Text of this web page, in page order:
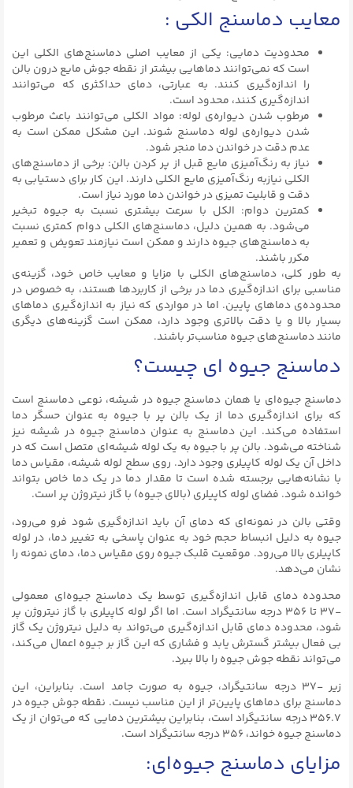
معایب دماسنج الکی :
محدودیت دمایی: یکی از معایب اصلی دماسنج‌های الکلی این
است که نمی‌توانند دماهایی بیشتر از نقطه جوش مایع درون بالن
را اندازه‌گیری کنند. به عبارتی، دمای حداکثری که می‌توانند
اندازه‌گیری کنند، محدود است.
مرطوب شدن دیواره‌ی لوله: مواد الکلی می‌توانند باعث مرطوب
شدن دیواره‌ی لوله دماسنج شوند. این مشکل ممکن است به
عدم دقت در خواندن دما منجر شود.
نیاز به رنگ‌آمیزی مایع قبل از پر کردن بالن: برخی از دماسنج‌های
الکلی نیازبه رنگ‌آمیزی مایع الکلی دارند. این کار برای دستیابی به
دقت و قابلیت تمیزی در خواندن دما مورد نیاز است.
کمترین دوام: الکل با سرعت بیشتری نسبت به جیوه تبخیر
می‌شود. به همین دلیل، دماسنج‌های الکلی دوام کمتری نسبت
به دماسنج‌های جیوه دارند و ممکن است نیازمند تعویض و تعمیر
مکرر باشند.
به طور کلی، دماسنج‌های الکلی با مزایا و معایب خاص خود، گزینه‌ی
مناسبی برای اندازه‌گیری دما در برخی از کاربردها هستند، به خصوص در
محدوده‌ی دماهای پایین. اما در مواردی که نیاز به اندازه‌گیری دماهای
بسیار بالا و یا دقت بالاتری وجود دارد، ممکن است گزینه‌های دیگری
مانند دماسنج‌های جیوه مناسب‌تر باشند.
دماسنج جیوه ای چیست؟
دماسنج جیوه‌ای یا همان دماسنج جیوه در شیشه، نوعی دماسنج است
که برای اندازه‌گیری دما از یک بالن پر با جیوه به عنوان حسگر دما
استفاده می‌کند. این دماسنج به عنوان دماسنج جیوه در شیشه نیز
شناخته می‌شود. بالن پر با جیوه به یک لوله شیشه‌ای متصل است که در
داخل آن یک لوله کاپیلری وجود دارد. روی سطح لوله شیشه، مقیاس دما
با نشانه‌هایی برجسته شده است تا مقدار دما در یک دما خاص بتواند
خوانده شود. فضای لوله کاپیلری (بالای جیوه) با گاز نیتروژن پر است.
وقتی بالن در نمونه‌ای که دمای آن باید اندازه‌گیری شود فرو می‌رود،
جیوه به دلیل انبساط حجم خود به عنوان پاسخی به تغییر دما، در لوله
کاپیلری بالا می‌رود. موقعیت قلبک جیوه روی مقیاس دما، دمای نمونه را
نشان می‌دهد.
محدوده دمای قابل اندازه‌گیری توسط یک دماسنج جیوه‌ای معمولی
-۳۷ تا ۳۵۶ درجه سانتیگراد است. اما اگر لوله کاپیلری با گاز نیتروژن پر
شود، محدوده دمای قابل اندازه‌گیری می‌تواند به دلیل نیتروژن یک گاز
بی فعال بیشتر گسترش یابد و فشاری که این گاز بر جیوه اعمال می‌کند،
می‌تواند نقطه جوش جیوه را بالا ببرد.
زیر -۳۷ درجه سانتیگراد، جیوه به صورت جامد است. بنابراین، این
دماسنج برای دماهای پایین‌تر از این مناسب نیست. نقطه جوش جیوه در
۳۵۶.۷ درجه سانتیگراد است، بنابراین بیشترین دمایی که می‌توان از یک
دماسنج جیوه خواند، ۳۵۶ درجه سانتیگراد است.
مزایای دماسنج جیوه‌ای: